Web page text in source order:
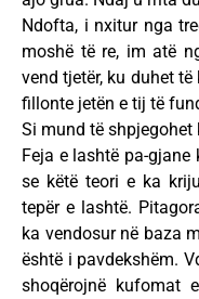
Ndofta, i nxitur nga
moshë të re, im atë
vend tjetër, ku duhet
fillonte jetën e tij të
Si mund të shpjegohet
Feja e lashtë pa-gjane
se këtë teori e ka
tepër e lashtë.
ka vendosur në baza
është i pavdekshëm.
shoqërojnë kufomat